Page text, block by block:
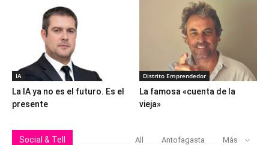
IA
La IA ya no es el futuro. Es el
presente
Distrito Emprendedor
La famosa «cuenta de la
vieja»
Social & Tell All Antofagasta Más